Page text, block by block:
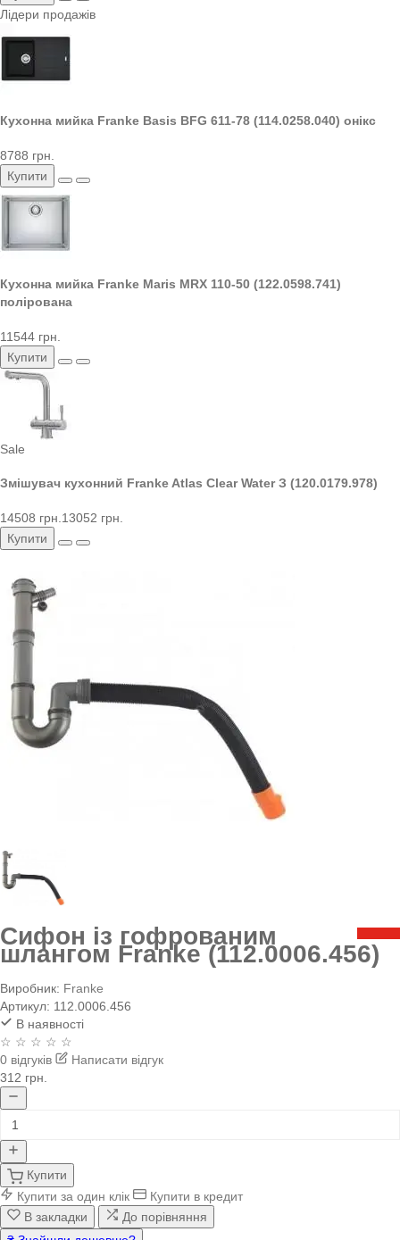
Лідери продажів
Кухонна мийка Franke Basis BFG 611-78 (114.0258.040) онікс
8788 грн.
Купити
Кухонна мийка Franke Maris MRX 110-50 (122.0598.741)
полірована
11544 грн.
Купити
Sale
Змішувач кухонний Franke Atlas Clear Water З (120.0179.978)
14508 грн. 13052 грн.
Купити
Сифон із гофрованим
шлангом Franke (112.0006.456)
Виробник: Franke
Артикул: 112.0006.456
В наявності
☆ ☆ ☆ ☆ ☆
0 відгуків
Написати відгук
312 грн.
Купити
Купити за один клік
Купити в кредит
В закладки
До порівняння